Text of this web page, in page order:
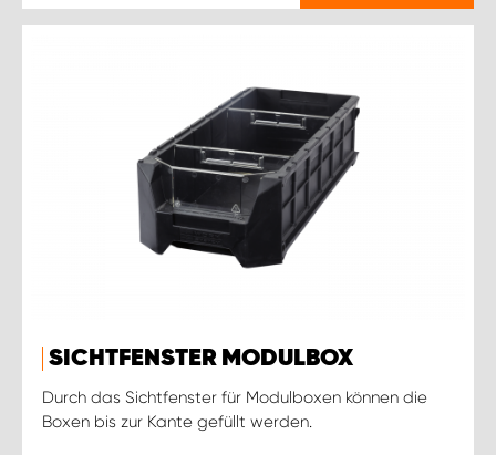
SICHTFENSTER MODULBOX
Durch das Sichtfenster für Modulboxen können die
Boxen bis zur Kante gefüllt werden.